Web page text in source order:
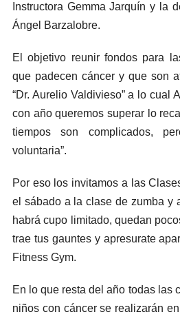
Instructora Gemma Jarquín y la
Ángel Barzalobre.
El
objetivo reunir fondos para
que padecen cáncer y que son
“Dr. Aurelio Valdivieso” a lo cual
con año queremos superar lo
tiempos son complicados,
voluntaria”.
Poreso los invitamos a las
el sábado a la clase de zumba y
habrá cupo limitado, quedan
trae tus gauntes y apresurate
Fitness Gym.
En lo que resta del año todas las
niños con cáncer se realizarán